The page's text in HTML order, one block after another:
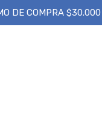
DE COMPRA $30.000